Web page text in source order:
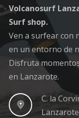
Volcanosurf
Surf shop.
Ven a surfear con
en un entorno de
Disfruta
en Lanzarote.
C. la